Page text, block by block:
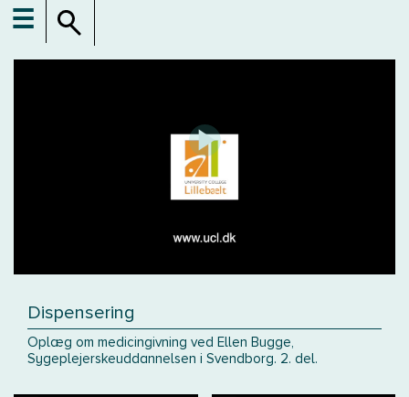
☰
Dispensering
Oplæg om medicingivning ved Ellen Bugge,
Sygeplejerskeuddannelsen i Svendborg. 2. del.